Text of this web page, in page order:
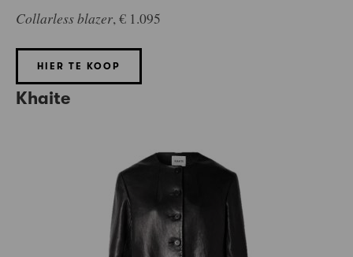
Collarless blazer, € 1.095
HIER TE KOOP
Khaite